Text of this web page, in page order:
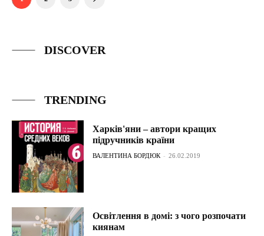
DISCOVER
TRENDING
Харків'яни – автори кращих
підручників країни
ВАЛЕНТИНА БОРДЮК - 26.02.2019
Освітлення в домі: з чого розпочати
киянам